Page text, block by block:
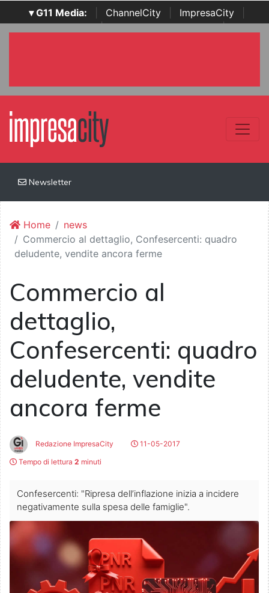
▾ G11 Media: ChannelCity ImpresaCity
SecurityOpenLab | Italian Channel Awards | Italian
Newsletter
Home
news
Commercio al dettaglio, Confesercenti: quadro
deludente, vendite ancora ferme
Commercio al
dettaglio,
Confesercenti: quadro
deludente, vendite
ancora ferme
Redazione ImpresaCity
11-05-2017
Tempo di lettura 2 minuti
Confesercenti: "Ripresa dell’inflazione inizia a incidere
negativamente sulla spesa delle famiglie".